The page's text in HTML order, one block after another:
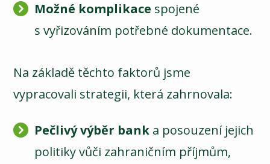
Možné komplikace spojené
s vyřizováním potřebné dokumentace.
Na základě těchto faktorů jsme
vypracovali strategii, která zahrnovala:
Pečlivý výběr bank a posouzení jejich
politiky vůči zahraničním příjmům,